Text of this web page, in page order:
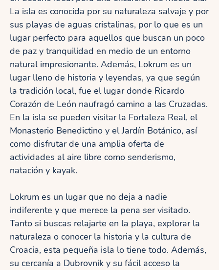
La isla es conocida por su naturaleza salvaje y por
sus playas de aguas cristalinas, por lo que es un
lugar perfecto para aquellos que buscan un poco
de paz y tranquilidad en medio de un entorno
natural impresionante. Además, Lokrum es un
lugar lleno de historia y leyendas, ya que según
la tradición local, fue el lugar donde Ricardo
Corazón de León naufragó camino a las Cruzadas.
En la isla se pueden visitar la Fortaleza Real, el
Monasterio Benedictino y el Jardín Botánico, así
como disfrutar de una amplia oferta de
actividades al aire libre como senderismo,
natación y kayak.
Lokrum es un lugar que no deja a nadie
indiferente y que merece la pena ser visitado.
Tanto si buscas relajarte en la playa, explorar la
naturaleza o conocer la historia y la cultura de
Croacia, esta pequeña isla lo tiene todo. Además,
su cercanía a Dubrovnik y su fácil acceso la